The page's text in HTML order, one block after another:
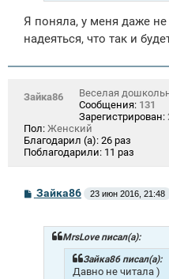
Я поняла, у меня даже
надеяться, что так и
Зайка86
Веселая
Сообщения: 131
Зарегистрирован:
Пол: Женский
Благодарил (а): 26 раз
Поблагодарили: 11 раз
С
о
Зайка86 23 июн 2016, 21:48
MrsLove писал(а):
Зайка86 писал(а):
Давно не читала )